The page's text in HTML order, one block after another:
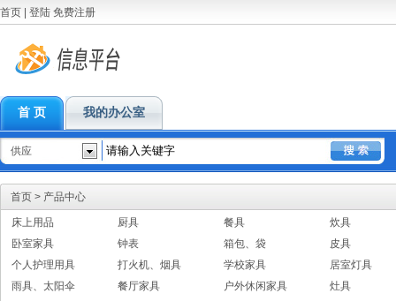
首页 登陆 免费注册
首 页 我的办公室
供应
首页 > 产品中心
床上用品 厨具 餐具
炊具
卧室家具
钟表 箱包、袋
皮具
个人护理用具
打火机、烟具 学校家具
居室灯具
雨具、太阳伞
餐厅家具 户外休闲家具
灶具